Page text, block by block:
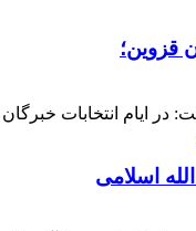
قزوین؛
در ایام انتخابات
اسلامی